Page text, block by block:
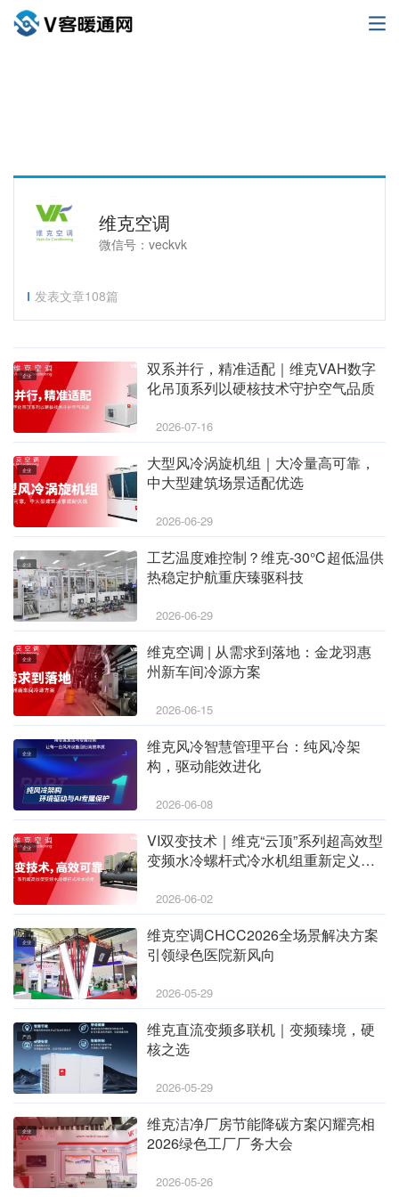
维克空调
微信号：veckvk
发表文章108篇
企业
双系并行，精准适配｜维克VAH数字
化吊顶系列以硬核技术守护空气品质
2026-07-16
企业
大型风冷涡旋机组｜大冷量高可靠，
中大型建筑场景适配优选
2026-06-29
企业
工艺温度难控制？维克-30℃超低温供
热稳定护航重庆臻驱科技
2026-06-29
企业
维克空调 | 从需求到落地：金龙羽惠
州新车间冷源方案
2026-06-15
企业
维克风冷智慧管理平台：纯风冷架
构，驱动能效进化
2026-06-08
企业
VI双变技术｜维克“云顶”系列超高效型
变频水冷螺杆式冷水机组重新定义高
2026-06-02
企业
维克空调CHCC2026全场景解决方案
引领绿色医院新风向
2026-05-29
产品
维克直流变频多联机｜变频臻境，硬
核之选
2026-05-29
企业
维克洁净厂房节能降碳方案闪耀亮相
2026绿色工厂厂务大会
2026-05-26